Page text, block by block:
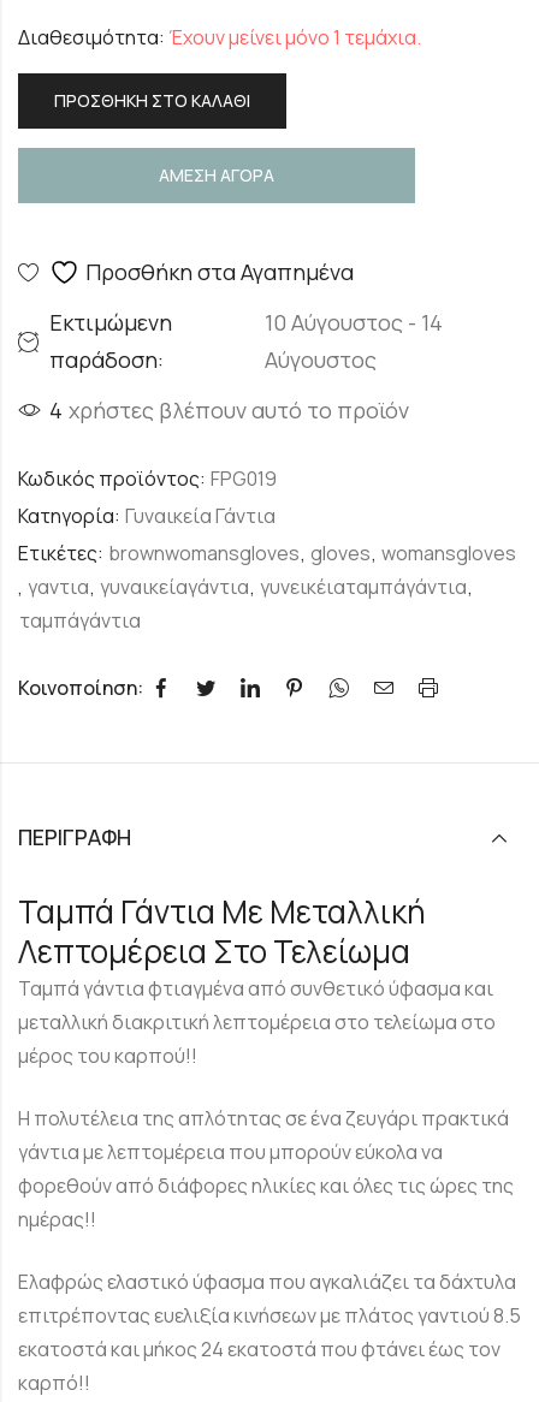
Διαθεσιμότητα: Έχουν μείνει μόνο 1 τεμάχια.
ΠΡΟΣΘΉΚΗ ΣΤΟ ΚΑΛΆΘΙ
ΑΜΕΣΗ ΑΓΟΡΑ
Προσθήκη στα Αγαπημένα
Εκτιμώμενη
παράδοση:
10 Αύγουστος - 14
Αύγουστος
4 χρήστες βλέπουν αυτό το προϊόν
Κωδικός προϊόντος: FPG019
Κατηγορία: Γυναικεία Γάντια
Ετικέτες: brownwomansgloves, gloves, womansgloves
, γαντια, γυναικείαγάντια, γυνεικέιαταμπάγάντια,
ταμπάγάντια
Κοινοποίηση:
ΠΕΡΙΓΡΑΦΉ
Ταμπά Γάντια Με Μεταλλική
Λεπτομέρεια Στο Τελείωμα
Ταμπά γάντια φτιαγμένα από συνθετικό ύφασμα και
μεταλλική διακριτική λεπτομέρεια στο τελείωμα στο
μέρος του καρπού!!
Η πολυτέλεια της απλότητας σε ένα ζευγάρι πρακτικά
γάντια με λεπτομέρεια που μπορούν εύκολα να
φορεθούν από διάφορες ηλικίες και όλες τις ώρες της
ημέρας!!
Ελαφρώς ελαστικό ύφασμα που αγκαλιάζει τα δάχτυλα
επιτρέποντας ευελιξία κινήσεων με πλάτος γαντιού 8.5
εκατοστά και μήκος 24 εκατοστά που φτάνει έως τον
καρπό!!